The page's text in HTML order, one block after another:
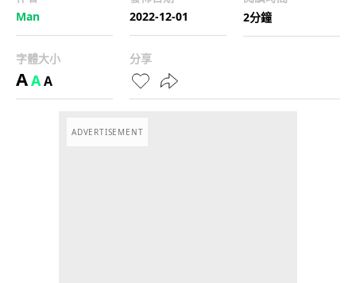
Man
2022-12-01
2分鐘
字體大小
AAA
分享
ADVERTISEMENT